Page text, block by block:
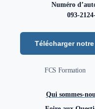
Numéro
093-
Télécharger
FCS Formation
Qui sommes-